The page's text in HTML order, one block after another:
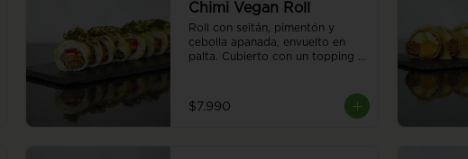
Chimi Vegan Roll
Roll con seitán, pimentón y
cebolla apanada, envuelto en
palta. Cubierto con un topping
$7.990